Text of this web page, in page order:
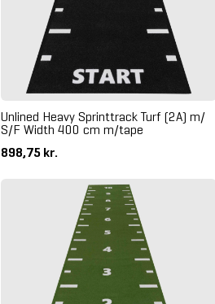
Unlined Heavy Sprinttrack Turf (2A) m/
S/F Width 400 cm m/tape
898,75 kr.